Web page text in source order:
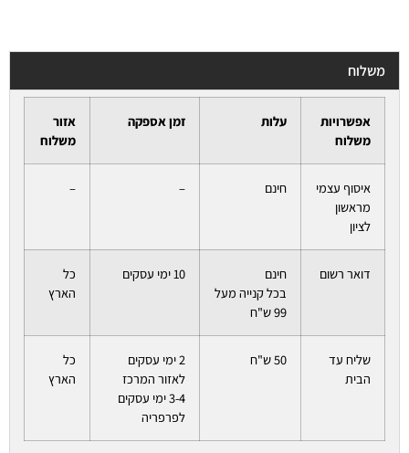
משלוח
אפשרויות
משלוח
עלות זמן אספקה
אזור
משלוח
איסוף עצמי
מראשון
לציון
חינם –
–
דואר רשום
חינם
בכל קנייה מעל
99 ש"ח
10 ימי עסקים
כל
הארץ
שליח עד
הבית
50 ש"ח
2 ימי עסקים
לאזור המרכז
3-4 ימי עסקים
לפרפריה
כל
הארץ